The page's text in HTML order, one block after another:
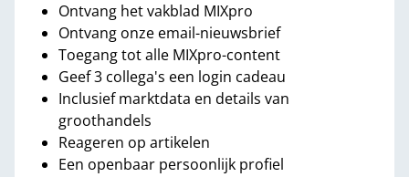
Ontvang het vakblad MIXpro
Ontvang onze email-nieuwsbrief
Toegang tot alle MIXpro-content
Geef 3 collega's een login cadeau
Inclusief marktdata en details van
groothandels
Reageren op artikelen
Een openbaar persoonlijk profiel